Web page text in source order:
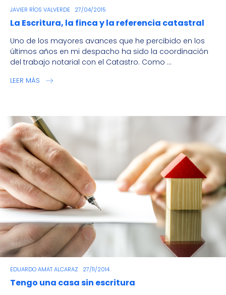
JAVIER RÍOS VALVERDE 27/04/2015
La Escritura, la finca y la referencia catastral
Uno de los mayores avances que he percibido en los
últimos años en mi despacho ha sido la coordinación
del trabajo notarial con el Catastro. Como ...
LEER MÁS
EDUARDO AMAT ALCARAZ 27/11/2014
Tengo una casa sin escritura